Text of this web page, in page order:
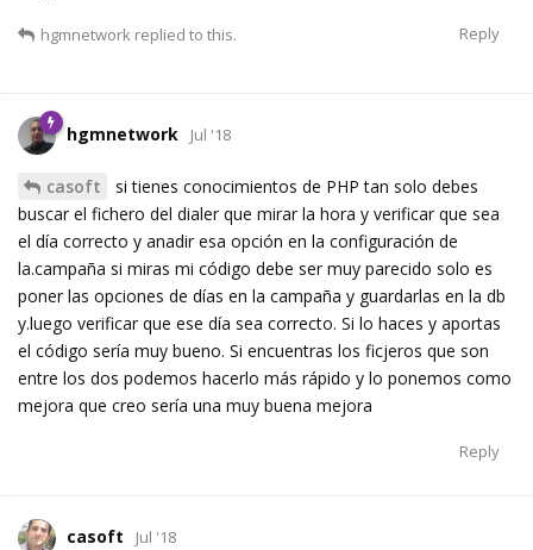
Reply
hgmnetwork replied to this.
hgmnetwork Jul '18
casoft
si tienes conocimientos de PHP tan solo debes
buscar el fichero del dialer que mirar la hora y verificar que sea
el día correcto y anadir esa opción en la configuración de
la.campaña si miras mi código debe ser muy parecido solo es
poner las opciones de días en la campaña y guardarlas en la db
y.luego verificar que ese día sea correcto. Si lo haces y aportas
el código sería muy bueno. Si encuentras los ficjeros que son
entre los dos podemos hacerlo más rápido y lo ponemos como
mejora que creo sería una muy buena mejora
Reply
casoft Jul '18